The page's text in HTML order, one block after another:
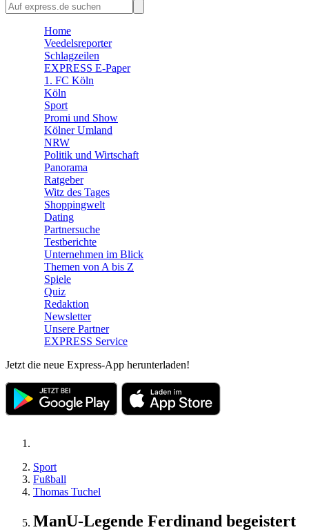
Home
Veedelsreporter
Schlagzeilen
EXPRESS E-Paper
1. FC Köln
Köln
Sport
Promi und Show
Kölner Umland
NRW
Politik und Wirtschaft
Panorama
Ratgeber
Witz des Tages
Shoppingwelt
Dating
Partnersuche
Testberichte
Unternehmen im Blick
Themen von A bis Z
Spiele
Quiz
Redaktion
Newsletter
Unsere Partner
EXPRESS Service
Jetzt die neue Express-App herunterladen!
Sport
Fußball
Thomas Tuchel
ManU-Legende Ferdinand begeistert